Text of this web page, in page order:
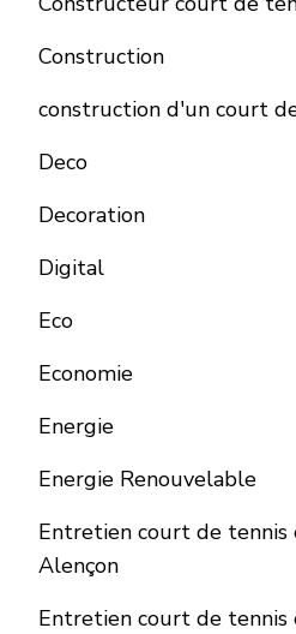
Construction
construction d'un court
Deco
Decoration
Digital
Eco
Economie
Energie
Energie Renouvelable
Entretien court de tennis
Alençon
Entretien court de tennis